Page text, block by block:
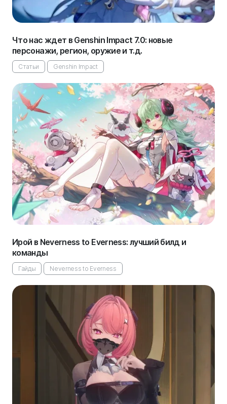
Что нас ждет в Genshin Impact 7.0: новые
персонажи, регион, оружие и т.д.
Статьи Genshin Impact
Ирой в Neverness to Everness: лучший билд и
команды
Гайды Neverness to Everness